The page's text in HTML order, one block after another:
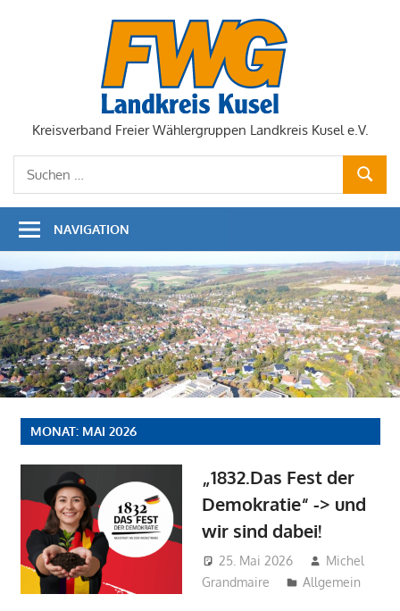
Kreisverband Freier Wählergruppen Landkreis Kusel e.V.
NAVIGATION
MONAT: MAI 2026
„1832.Das Fest der
Demokratie“ -> und
wir sind dabei!
25. Mai 2026
Michel
Grandmaire
Allgemein